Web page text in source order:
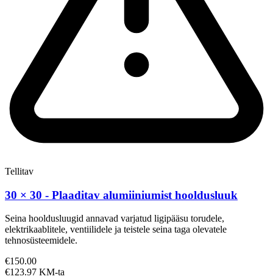
Tellitav
30 × 30 - Plaaditav alumiiniumist hooldusluuk
Seina hooldusluugid annavad varjatud ligipääsu torudele,
elektrikaablitele, ventiilidele ja teistele seina taga olevatele
tehnosüsteemidele.
€150.00
€123.97 KM-ta